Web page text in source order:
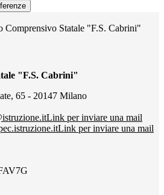
Comprensivo Statale "F.S. Cabrini"
"F.S. Cabrini"
65 - 20147 Milano
Link per inviare una mail
Link per inviare una mail